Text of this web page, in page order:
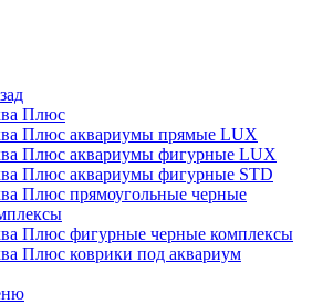
Плюс
Плюс аквариумы прямые LUX
Плюс аквариумы фигурные LUX
Плюс аквариумы фигурные STD
Плюс прямоугольные черные
Плюс фигурные черные комплексы
Плюс коврики под аквариум